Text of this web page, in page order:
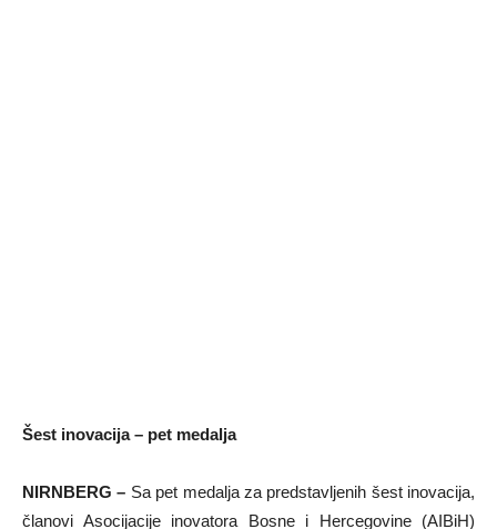
Šest inovacija – pet medalja
NIRNBERG – Sa pet medalja za predstavljenih šest inovacija,
članovi Asocijacije inovatora Bosne i Hercegovine (AIBiH)